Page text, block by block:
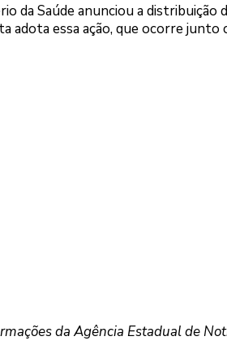
da Saúde anunciou a distribuição
adota essa ação, que ocorre
da Agência Estadual de